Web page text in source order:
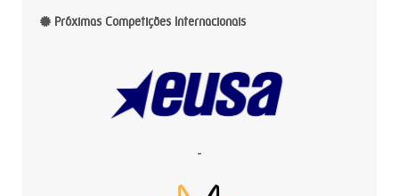
Próximas Competições Internacionais
-